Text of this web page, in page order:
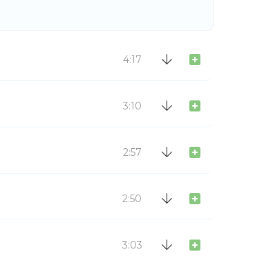
4:17
3:10
2:57
2:50
3:03